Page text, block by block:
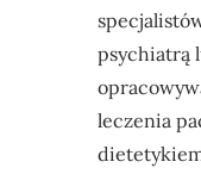
psychiatrą
leczenia